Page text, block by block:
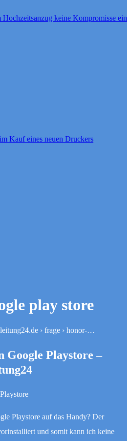
Hochzeitsanzug keine Kompromisse ein
Kauf eines neuen Druckers
play store
› frage › honor-…
Google Playstore –
Playstore auf das Handy? Der
und somit kann ich keine